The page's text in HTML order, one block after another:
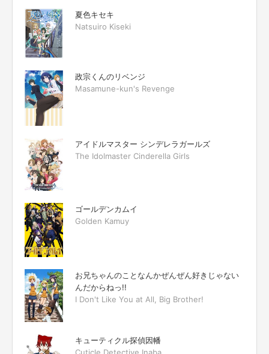
夏色キセキ
Natsuiro Kiseki
政宗くんのリベンジ
Masamune-kun's Revenge
アイドルマスター シンデレラガールズ
The Idolmaster Cinderella Girls
ゴールデンカムイ
Golden Kamuy
お兄ちゃんのことなんかぜんぜん好きじゃない
んだからねっ!!
I Don't Like You at All, Big Brother!
キューティクル探偵因幡